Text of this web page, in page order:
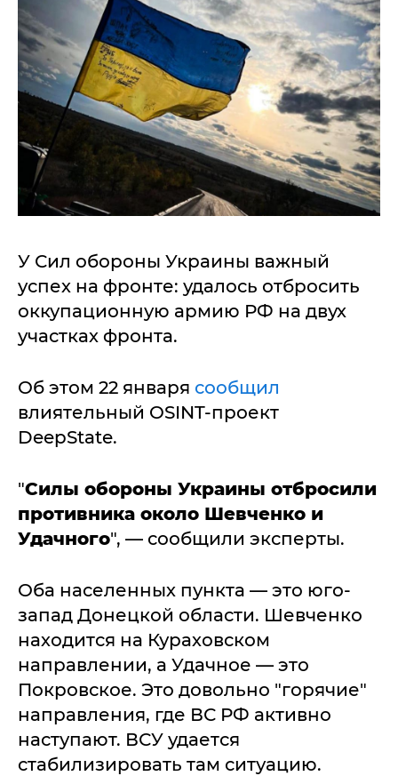
У Сил обороны Украины важный
успех на фронте: удалось отбросить
оккупационную армию РФ на двух
участках фронта.
Об этом 22 января сообщил
влиятельный OSINT-проект
DeepState.
"Силы обороны Украины отбросили
противника около Шевченко и
Удачного", — сообщили эксперты.
Оба населенных пункта — это юго-
запад Донецкой области. Шевченко
находится на Кураховском
направлении, а Удачное — это
Покровское. Это довольно "горячие"
направления, где ВС РФ активно
наступают. ВСУ удается
стабилизировать там ситуацию.